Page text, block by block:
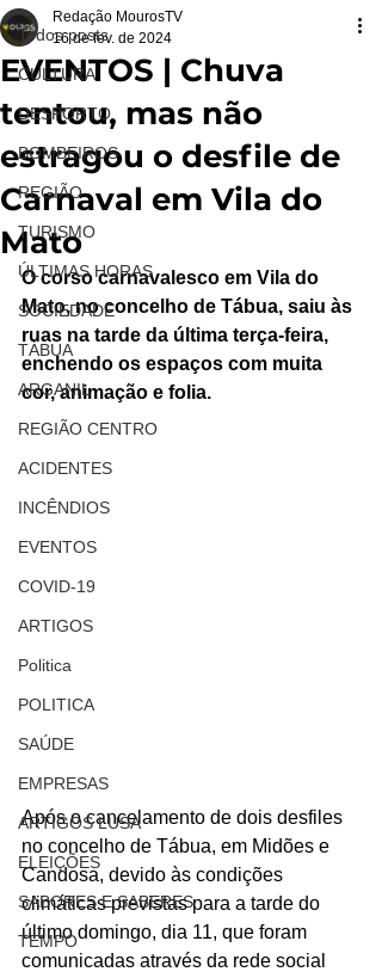
Todos posts
CULTURA
DESPORTO
BOMBEIROS
REGIÃO
TURISMO
ÚLTIMAS HORAS
SOCIEDADE
TÁBUA
ARGANIL
REGIÃO CENTRO
ACIDENTES
INCÊNDIOS
EVENTOS
COVID-19
ARTIGOS
Politica
POLITICA
SAÚDE
EMPRESAS
ARTIGOS LUSA
ELEIÇÕES
SABORES E SABERES
TEMPO
EVENTOS | Chuva
tentou, mas não
estragou o desfile de
Carnaval em Vila do
Mato
Redação MourosTV
16 de fev. de 2024
O corso carnavalesco em Vila do
Mato, no concelho de Tábua, saiu às
ruas na tarde da última terça-feira,
enchendo os espaços com muita
cor, animação e folia.
Após o cancelamento de dois desfiles
no concelho de Tábua, em Midões e
Candosa, devido às condições
climáticas previstas para a tarde do
último domingo, dia 11, que foram
comunicadas através da rede social